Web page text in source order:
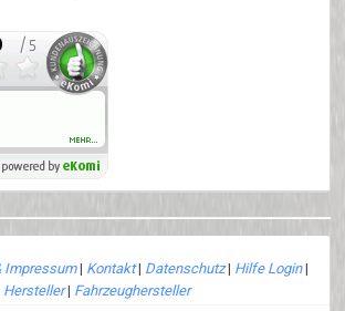
Impressum| Kontakt| Datenschutz| Hilfe Login|
Hersteller| Fahrzeughersteller